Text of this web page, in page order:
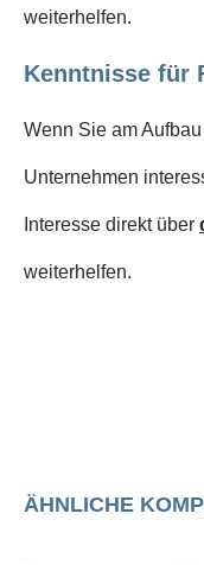
weiterhelfen.
Kenntnisse für
Wenn Sie am
Unternehmen
Interesse direkt über
weiterhelfen.
ÄHNLICHE